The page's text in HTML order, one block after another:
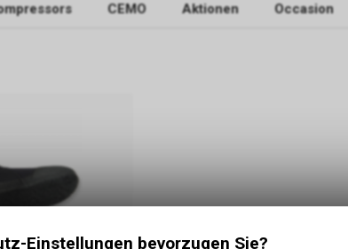
CEMO Aktionen Occasion
Einstellungen bevorzugen Sie?